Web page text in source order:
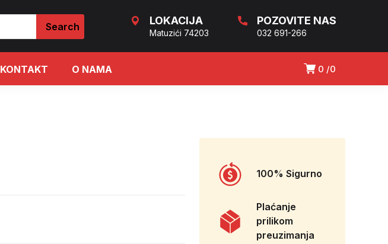
LOKACIJA
Matuzići 74203
POZOVITE NAS
032 691-266
0 0
KONTAKT O NAMA
100% Sigurno
Plaćanje
prilikom
preuzimanja